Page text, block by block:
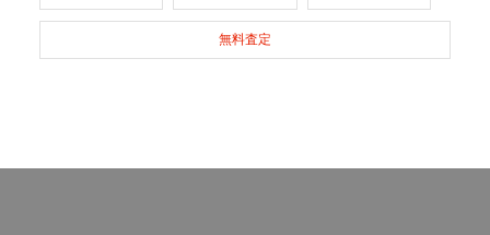
無料査定